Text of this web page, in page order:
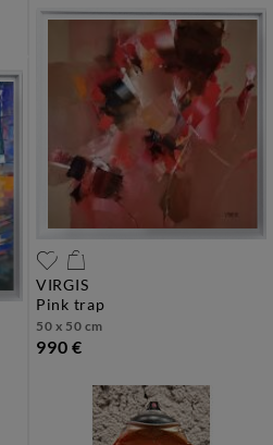
VIRGIS
pink trap
50 x 50 cm
990 €